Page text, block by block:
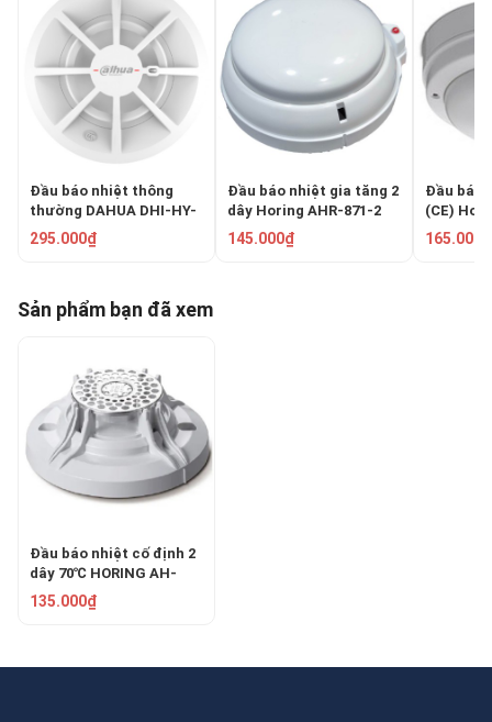
Đầu báo nhiệt thông
thường DAHUA DHI-HY-
C132
295.000₫
Đầu báo nhiệt gia tăng 2
dây Horing AHR-871-2
145.000₫
Đầu báo
(CE)
165.000₫
Sản phẩm bạn đã xem
Đầu báo nhiệt cố định 2
dây 70℃ HORING AH-
9920-2
135.000₫